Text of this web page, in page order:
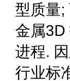
型质量;
金属3D
进程.
行业标